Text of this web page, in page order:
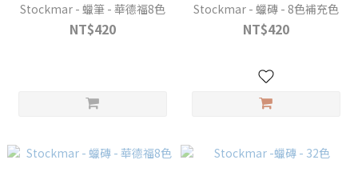
Stockmar - 蠟筆 - 華德福8色
NT$420
Stockmar - 蠟磚 - 8色補充色
NT$420